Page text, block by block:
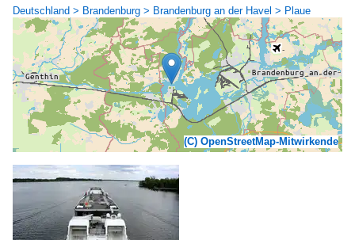
Deutschland > Brandenburg > Brandenburg an der Havel > Plaue
(C) OpenStreetMap-Mitwirkende